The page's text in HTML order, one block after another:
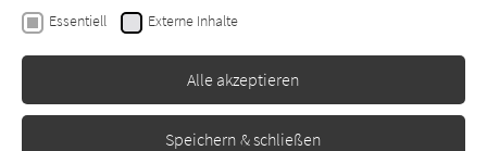
B. E. Pfeiffer
Vampires of New Orleans - 3.
Scarlett & Natalie
‎Independently published
Essentiell Externe Inhalte
Alle akzeptieren
Speichern & schließen